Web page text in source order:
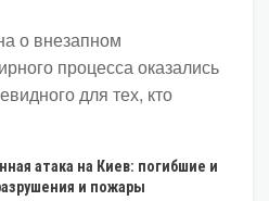
о внезапном
процесса оказались
для тех, кто
атака на Киев: погибшие и
и пожары